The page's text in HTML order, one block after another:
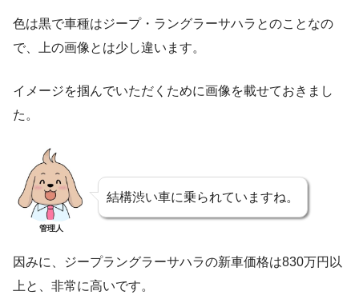
色は黒で車種はジープ・ラングラーサハラとのことなの
で、上の画像とは少し違います。
イメージを掴んでいただくために画像を載せておきまし
た。
管理人
結構渋い車に乗られていますね。
因みに、ジープラングラーサハラの新車価格は830万円以
上と、非常に高いです。